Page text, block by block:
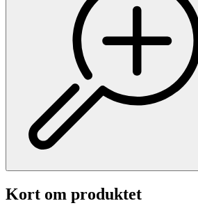
Kort om produktet